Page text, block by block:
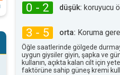
0 - 2 düşük: koruyucu
3 - 5 orta: Koruma
Öğle saatlerinde gölgede
uygun giysiler giyin, şapka ve
kullanın, açıkta kalan cilt için
faktörüne sahip güneş kremi